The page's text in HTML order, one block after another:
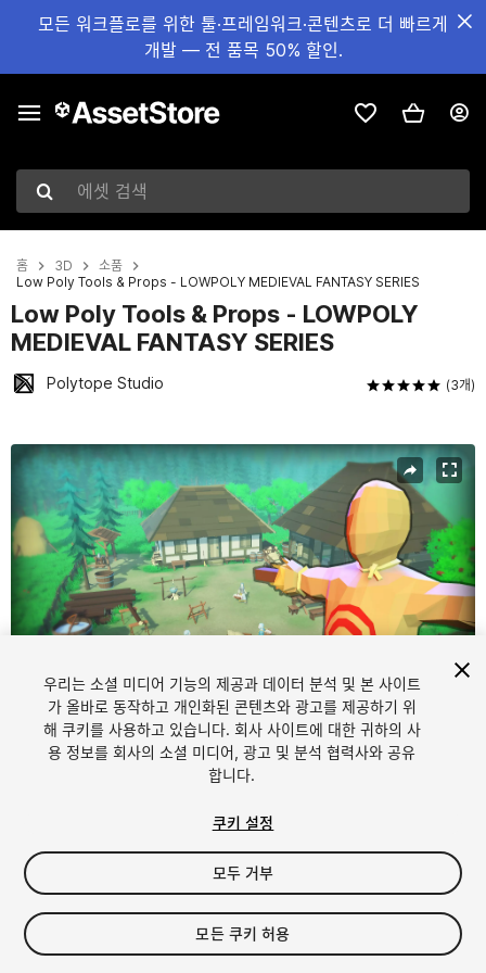
모든 워크플로를 위한 툴·프레임워크·콘텐츠로 더 빠르게
개발 — 전 품목 50% 할인.
에셋 검색
홈 3D
소품
Low Poly Tools & Props - LOWPOLY MEDIEVAL FANTASY SERIES
Low Poly Tools & Props - LOWPOLY
MEDIEVAL FANTASY SERIES
Polytope Studio (3개)
현재 슬라이드: 1 / 15
1/15
$39.99
세금/부가세는 결제 시 반영됩니다.
우리는 소셜 미디어 기능의 제공과 데이터 분석 및 본 사이트
가 올바로 동작하고 개인화된 콘텐츠와 광고를 제공하기 위
해 쿠키를 사용하고 있습니다. 회사 사이트에 대한 귀하의 사
용 정보를 회사의 소셜 미디어, 광고 및 분석 협력사와 공유
합니다.
쿠키 설정
모두 거부
모든 쿠키 허용